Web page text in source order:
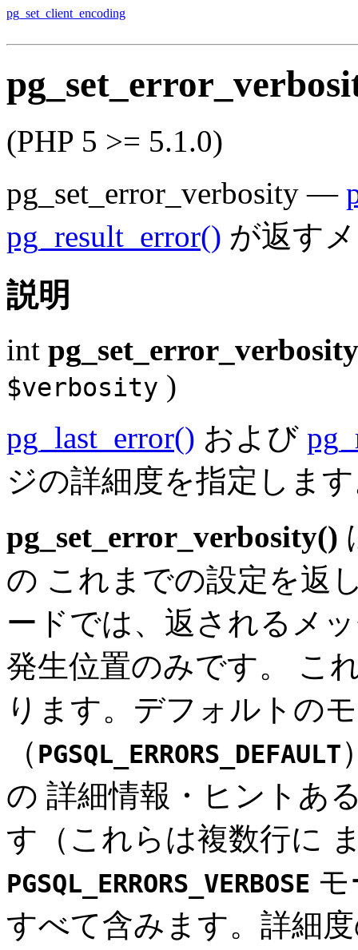
pg_set_client_encoding
(PHP 5 >= 5.1.0)
pg_set_error_verbosity —
pg_result_error() が返す
説明
int pg_set_error_verbosity
$verbosity )
pg_last_error() および
ジの詳細度を指定しま
pg_set_error_verbosity()
の これまでの設定を返
ードでは、返されるメ
発生位置のみです。 こ
ります。デフォルトの
（ PGSQL_ERRORS_DEFAULT
の 詳細情報・ヒントあ
す（これらは複数行に
PGSQL_ERRORS_VERBOSE
すべて含みます。詳細